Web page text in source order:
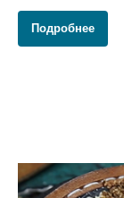
Подробнее